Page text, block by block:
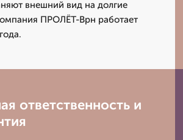
внешний вид на долгие
ПРОЛЁТ-Врн работает
ответственность и